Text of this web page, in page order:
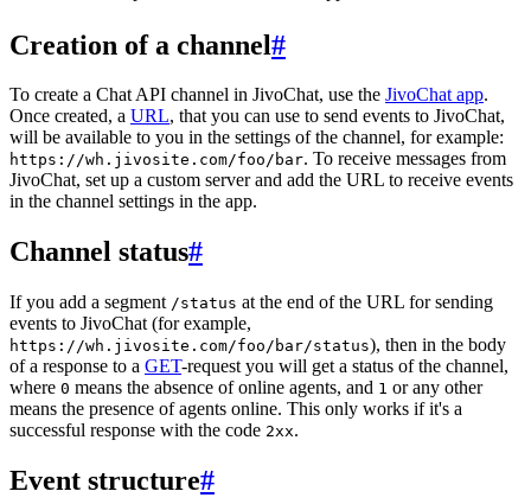
Creation of a channel#
To create a Chat API channel in JivoChat, use the JivoChat app.
Once created, a URL, that you can use to send events to JivoChat,
will be available to you in the settings of the channel, for example:
https://wh.jivosite.com/foo/bar. To receive messages from
JivoChat, set up a custom server and add the URL to receive events
in the channel settings in the app.
Channel status#
If you add a segment /status at the end of the URL for sending
events to JivoChat (for example,
https://wh.jivosite.com/foo/bar/status), then in the body
of a response to a GET-request you will get a status of the channel,
where 0 means the absence of online agents, and 1 or any other
means the presence of agents online. This only works if it's a
successful response with the code 2xx.
Event structure#